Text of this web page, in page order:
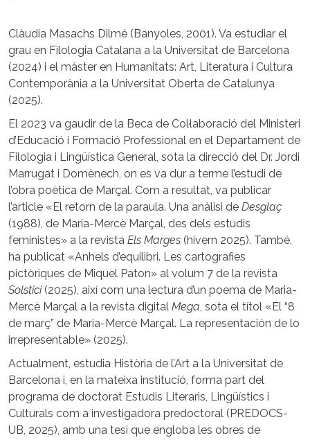
Clàudia Masachs Dilmé (Banyoles, 2001). Va estudiar el
grau en Filologia Catalana a la Universitat de Barcelona
(2024) i el màster en Humanitats: Art, Literatura i Cultura
Contemporània a la Universitat Oberta de Catalunya
(2025).
El 2023 va gaudir de la Beca de Col·laboració del Ministeri
d’Educació i Formació Professional en el Departament de
Filologia i Lingüística General, sota la direcció del Dr. Jordi
Marrugat i Domènech, on es va dur a terme l’estudi de
l’obra poètica de Marçal. Com a resultat, va publicar
l’article «El retorn de la paraula. Una anàlisi de Desglaç
(1988), de Maria-Mercè Marçal, des dels estudis
feministes» a la revista Els Marges (hivern 2025). També,
ha publicat «Anhels d’equilibri. Les cartografies
pictòriques de Miquel Paton» al volum 7 de la revista
Solstici(2025), així com una lectura d’un poema de Maria-
Mercè Marçal a la revista digital Mega , sota el títol «El “8
de març” de Maria-Mercè Marçal. La representación de lo
irrepresentable» (2025).
Actualment, estudia Història de l’Art a la Universitat de
Barcelona i, en la mateixa institució, forma part del
programa de doctorat Estudis Literaris, Lingüístics i
Culturals com a investigadora predoctoral (PREDOCS-
UB, 2025), amb una tesi que engloba les obres de